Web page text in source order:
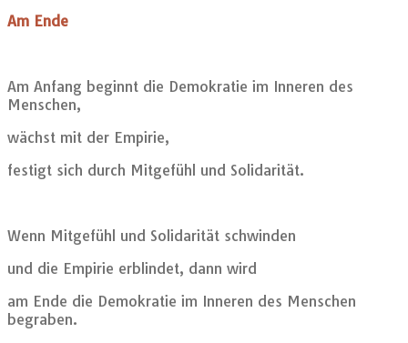
Am Ende
Am Anfang beginnt die Demokratie im Inneren des
Menschen,
wächst mit der Empirie,
festigt sich durch Mitgefühl und Solidarität.
Wenn Mitgefühl und Solidarität schwinden
und die Empirie erblindet, dann wird
am Ende die Demokratie im Inneren des Menschen
begraben.